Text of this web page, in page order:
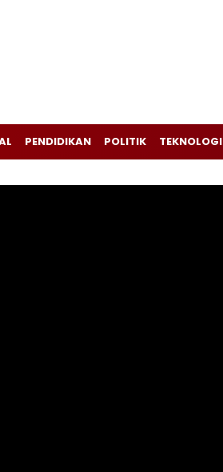
PENDIDIKAN POLITIK TEKNOLOGI